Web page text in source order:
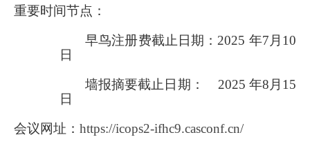
重要时间节点：
早鸟注册费截止日期： 2025 年7 月 10
日
墙报摘要截止日期： 2025 年8 月 15
日
会议网址 ： https://icops2-ifhc9.casconf.cn/